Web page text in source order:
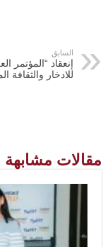
السابق
إنعقاد “المؤتمر
للادخار والثقافة
مقالات مشابهة